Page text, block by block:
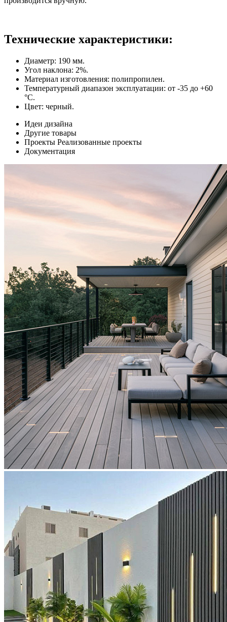
Технические характеристики:
Диаметр: 190 мм.
Угол наклона: 2%.
Материал изготовления: полипропилен.
Температурный диапазон эксплуатации: от -35 до +60
°C.
Цвет: черный.
Идеи дизайна
Другие товары
Проекты Реализованные проекты
Документация